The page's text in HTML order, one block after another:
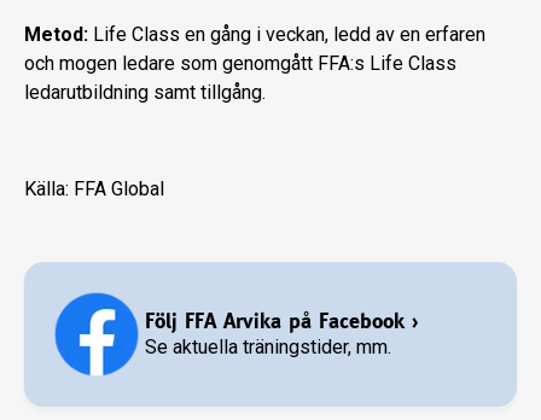
Metod: Life Class en gång i veckan, ledd av en erfaren
och mogen ledare som genomgått FFA:s Life Class
ledarutbildning samt tillgång.
Källa: FFA Global
Följ FFA Arvika på Facebook ›
Se aktuella träningstider, mm.